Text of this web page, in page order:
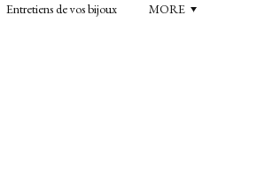
Entretiens de vos bijoux MORE